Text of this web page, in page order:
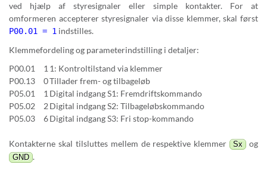
ved hjælp af styresignaler eller simple kontakter. For at
omformeren accepterer styresignaler via disse klemmer, skal først
P00.01 = 1 indstilles.
Klemmefordeling og parameterindstilling i detaljer:
P00.01
1 1: Kontroltilstand via klemmer
P00.13
0Tillader frem- og tilbageløb
P05.01
1 Digital indgang S1: Fremdriftskommando
P05.02
2Digital indgang S2: Tilbageløbskommando
P05.03
6Digital indgang S3: Fri stop-kommando
Kontakterne skal tilsluttes mellem de respektive klemmer Sx og
GND .